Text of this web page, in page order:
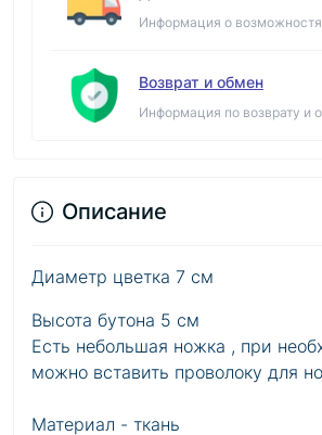
Информация о
Возврат и обмен
Информация по возврату и
Описание
Диаметр цветка 7 см
Высота бутона 5 см
Есть небольшая ножка , при
можно вставить проволоку для
Материал - ткань